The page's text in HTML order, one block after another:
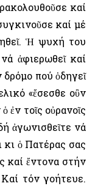
καί
καί μέ
Ἡ ψυχή του
ἀφιερωθεῖ καί
δρόμο πού ὁδηγεῖ
«ἔσεσθε οὒν
ἐν τοῖς οὐρανοῖς
ἀγωνισθεῖτε νά
κι ὁ Πατέρας σας
καί ἔντονα στήν
τόν γοήτευε.